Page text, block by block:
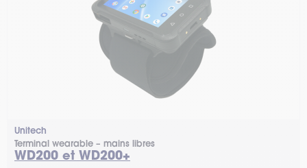
Unitech
Terminal wearable – mains libres
WD200 et WD200+